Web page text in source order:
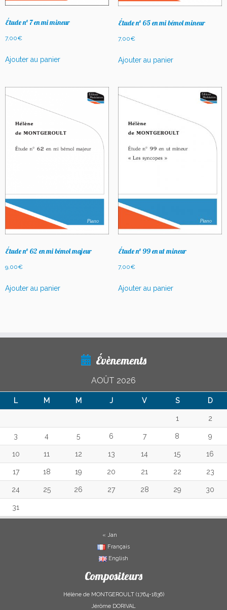
Étude n° 7 en mi mineur
7,00€
Ajouter au panier
Étude n° 65 en mi bémol mineur
7,00€
Ajouter au panier
Étude n° 62 en mi bémol majeur
9,00€
Ajouter au panier
Étude n° 99 en ut mineur
7,00€
Ajouter au panier
Évènements
AOÛT 2026
L M M J V S D
1 2
3 4 5 6 7 8 9
10 11 12 13 14 15 16
17 18 19 20 21 22 23
24 25 26 27 28 29 30
31
« Jan
Français
English
Compositeurs
Hélène de MONTGEROULT (1764-1836)
Jérôme DORIVAL